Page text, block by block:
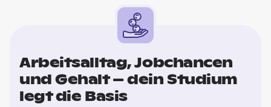
Arbeitsalltag, Jobchancen
und Gehalt – dein Studium
legt die Basis